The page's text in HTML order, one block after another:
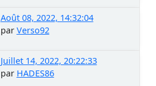
Août 08, 2022, 14:32:04
par Verso92
Juillet 14, 2022, 20:22:33
par HADES86